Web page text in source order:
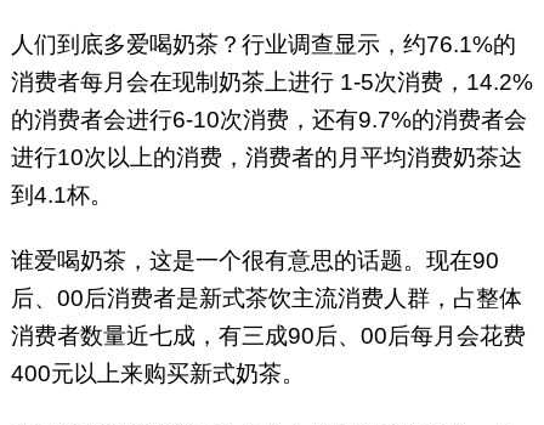
人们到底多爱喝奶茶？行业调查显示，约76.1%的
消费者每月会在现制奶茶上进行 1-5次消费，14.2%
的消费者会进行6-10次消费，还有9.7%的消费者会
进行10次以上的消费，消费者的月平均消费奶茶达
到4.1杯。
谁爱喝奶茶，这是一个很有意思的话题。现在90
后、00后消费者是新式茶饮主流消费人群，占整体
消费者数量近七成，有三成90后、00后每月会花费
400元以上来购买新式奶茶。